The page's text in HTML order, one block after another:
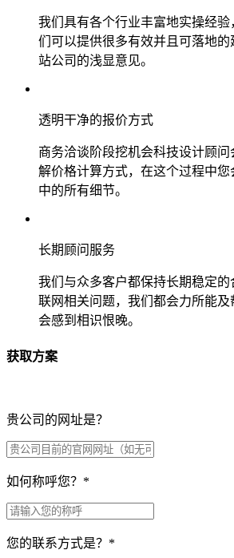
我们具有各个行业丰富地实操经
们可以提供很多有效并且可落地
站公司的浅显意见。
透明干净的报价方式
商务洽谈阶段挖机会科技设计顾
解价格计算方式，在这个过程中
中的所有细节。
长期顾问服务
我们与众多客户都保持长期稳定
联网相关问题，我们都会力所能
会感到相识恨晚。
获取方案
贵公司的网址是？
如何称呼您？ *
您的联系方式是？ *